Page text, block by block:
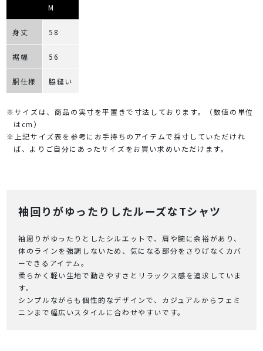
M
身丈 58
裾幅 56
胴仕様 脇縫い
※サイズは、商品の実寸を平置きで寸法しております。（数値の単位
はcm）
※上記サイズ表を参考にお手持ちのアイテムで採寸していただけれ
ば、よりご自分にあったサイズをお買い求めいただけます。
袖回りがゆったりしたルーズなTシャツ
袖周りがゆったりとしたシルエットで、肩や腕に余裕があり、
体のラインを強調しないため、気になる部分をさりげなくカバ
ーできるアイテム。
柔らかく軽い生地で動きやすさとリラックス感を追求していま
す。
シンプルながらも個性的なデザインで、カジュアルからフェミ
ニンまで幅広いスタイルに合わせやすいです。